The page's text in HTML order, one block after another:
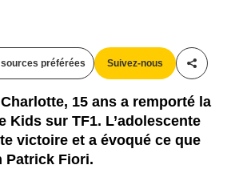
préférées Suivez-nous
15 ans a remporté la
Kids sur TF1. L’adolescente
victoire et a évoqué ce que
Patrick Fiori.